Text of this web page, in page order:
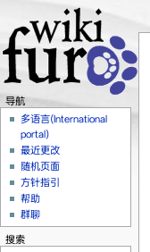
导航
多语言(International
portal)
最近更改
随机页面
方针指引
帮助
群聊
搜索